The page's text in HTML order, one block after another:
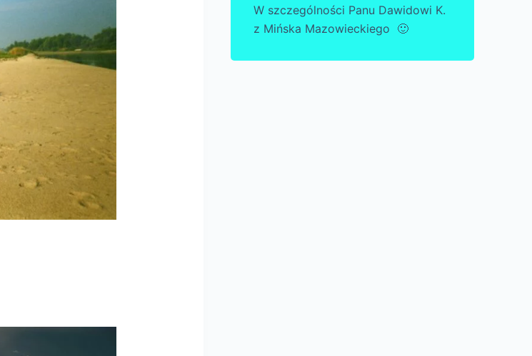
W szczególności Panu Dawidowi K.
z Mińska Mazowieckiego 🙂